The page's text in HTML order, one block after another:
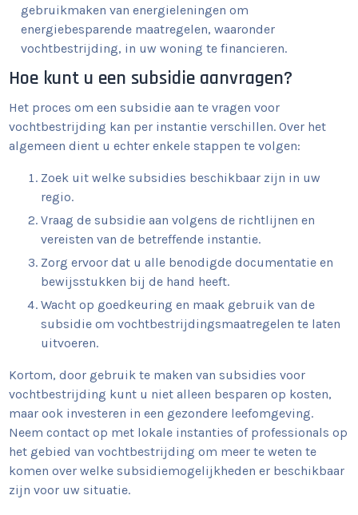
gebruikmaken van energieleningen om
energiebesparende maatregelen, waaronder
vochtbestrijding, in uw woning te financieren.
Hoe kunt u een subsidie aanvragen?
Het proces om een subsidie aan te vragen voor
vochtbestrijding kan per instantie verschillen. Over het
algemeen dient u echter enkele stappen te volgen:
Zoek uit welke subsidies beschikbaar zijn in uw
regio.
Vraag de subsidie aan volgens de richtlijnen en
vereisten van de betreffende instantie.
Zorg ervoor dat u alle benodigde documentatie en
bewijsstukken bij de hand heeft.
Wacht op goedkeuring en maak gebruik van de
subsidie om vochtbestrijdingsmaatregelen te laten
uitvoeren.
Kortom, door gebruik te maken van subsidies voor
vochtbestrijding kunt u niet alleen besparen op kosten,
maar ook investeren in een gezondere leefomgeving.
Neem contact op met lokale instanties of professionals op
het gebied van vochtbestrijding om meer te weten te
komen over welke subsidiemogelijkheden er beschikbaar
zijn voor uw situatie.